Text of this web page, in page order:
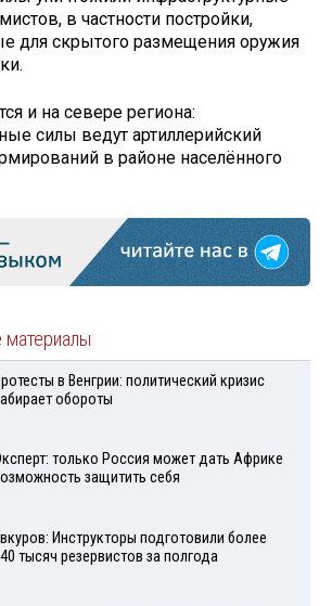
в частности постройки,
для скрытого размещения оружия
и на севере региона:
силы ведут артиллерийский
в районе населённого
в Венгрии: политический кризис
обороты
только Россия может дать Африке
защитить себя
Инструкторы подготовили более
тысяч резервистов за полгода